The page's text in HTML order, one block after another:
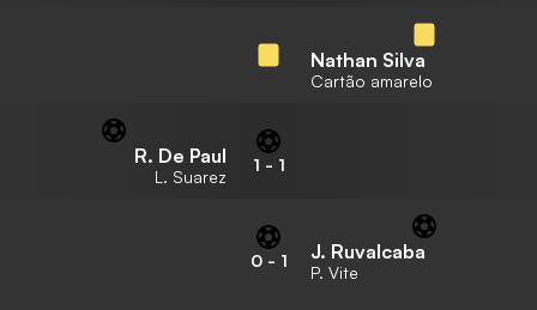
Nathan Silva
Cartão amarelo
R. De Paul
L. Suarez
1 - 1
0- 1 J. Ruvalcaba
P. Vite